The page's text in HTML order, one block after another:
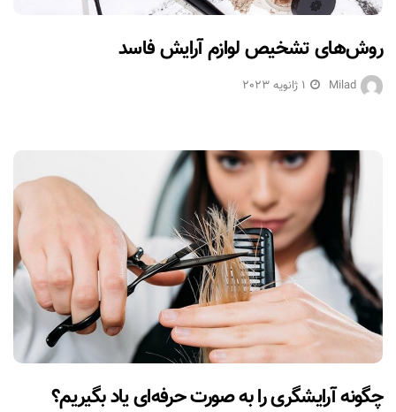
روش‌های تشخیص لوازم آرایش فاسد
Milad 1 ژانویه 2023
چگونه آرایشگری را به صورت حرفه‌ای یاد بگیریم؟